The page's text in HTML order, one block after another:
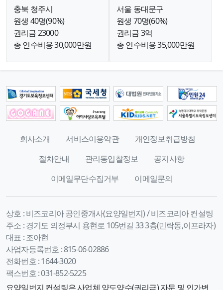
충북 청주시
원생 40명(90%)
권리금 23000
총 인수비용 30,000만원
서울 동대문구
원생 70명(60%)
권리금 3억
총 인수비용 35,000만원
회사소개 서비스이용약관
개인정보취급방침
절차안내
관리동입찰정보
공지사항
이메일무단수집거부
이메일문의
상호 :비즈코리아 공인중개사(요양일번지) / 비즈코리아 컨설팅
주소 :경기도 의정부시 용현로 105번길 33 3층(민락동,이프라자)
대표 :조아현
사업자등록번호 :815-06-02886
전화번호 :1644-3020
팩스번호 :031-852-5225
요양일번지 컨설팅은 사업체 양도양수(권리금) 자문 및 인가변